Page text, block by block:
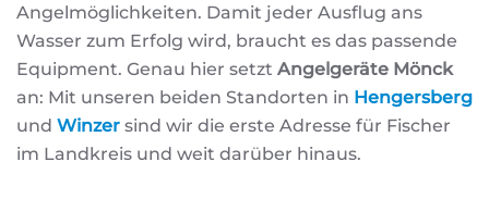
Angelmöglichkeiten. Damit jeder Ausflug ans
Wasser zum Erfolg wird, braucht es das passende
Equipment. Genau hier setzt Angelgeräte Mönck
an: Mit unseren beiden Standorten in Hengersberg
und Winzer sind wir die erste Adresse für Fischer
im Landkreis und weit darüber hinaus.